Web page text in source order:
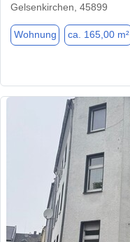
Gelsenkirchen, 45899
Wohnung ca. 165,00 m²